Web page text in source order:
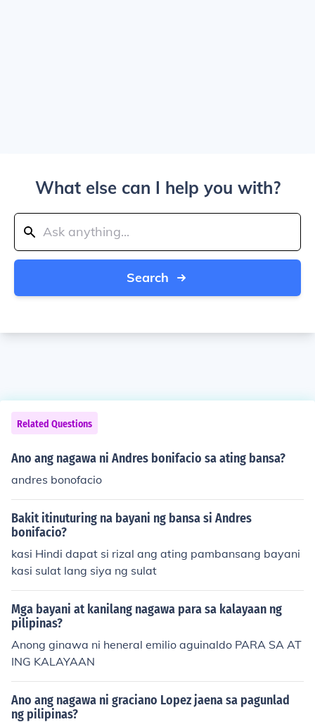
What else can I help you with?
Search
Related Questions
Ano ang nagawa ni Andres bonifacio sa ating bansa?
andres bonofacio
Bakit itinuturing na bayani ng bansa si Andres
bonifacio?
kasi Hindi dapat si rizal ang ating pambansang bayani
kasi sulat lang siya ng sulat
Mga bayani at kanilang nagawa para sa kalayaan ng
pilipinas?
Anong ginawa ni heneral emilio aguinaldo PARA SA AT
ING KALAYAAN
Ano ang nagawa ni graciano Lopez jaena sa pagunlad
ng pilipinas?